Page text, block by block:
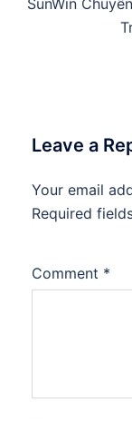
Leave a
Your email
Required
Comment *